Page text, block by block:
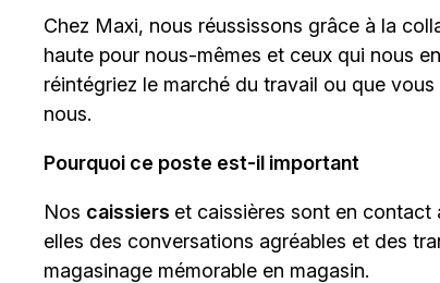
Chez Maxi, nous réussissons grâce à la
haute pour nous-mêmes et ceux qui nous
réintégriez le marché du travail ou que
nous.
Pourquoi ce poste est-il important
Nos caissiers et caissières sont en contact
elles des conversations agréables et des
magasinage mémorable en magasin.